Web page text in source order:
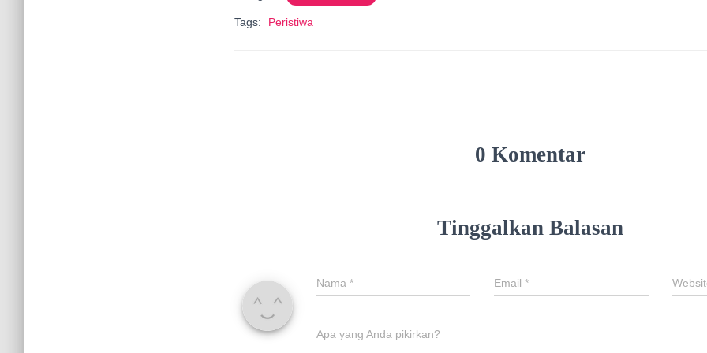
Tags: Peristiwa
0 Komentar
Tinggalkan Balasan
Nama * Email*
Apa yang Anda pikirkan?